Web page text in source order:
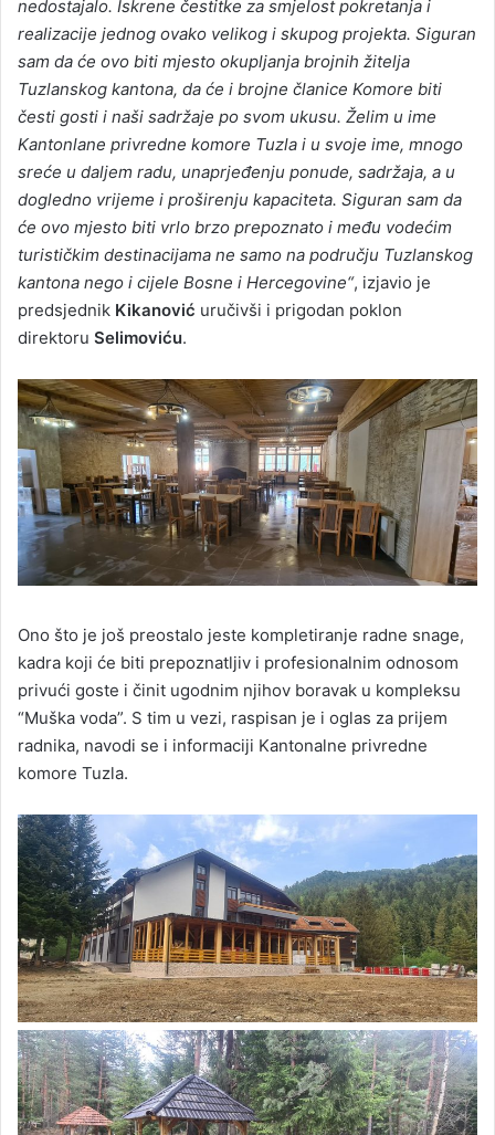
nedostajalo. Iskrene čestitke za smjelost pokretanja i
realizacije jednog ovako velikog i skupog projekta. Siguran
sam da će ovo biti mjesto okupljanja brojnih žitelja
Tuzlanskog kantona, da će i brojne članice Komore biti
česti gosti i naši sadržaje po svom ukusu. Želim u ime
Kantonlane privredne komore Tuzla i u svoje ime, mnogo
sreće u daljem radu, unaprjeđenju ponude, sadržaja, a u
dogledno vrijeme i proširenju kapaciteta. Siguran sam da
će ovo mjesto biti vrlo brzo prepoznato i među vodećim
turističkim destinacijama ne samo na području Tuzlanskog
kantona nego i cijele Bosne i Hercegovine“, izjavio je
predsjednik Kikanović uručivši i prigodan poklon
direktoru Selimoviću.
Ono što je još preostalo jeste kompletiranje radne snage,
kadra koji će biti prepoznatljiv i profesionalnim odnosom
privući goste i činit ugodnim njihov boravak u kompleksu
“Muška voda”. S tim u vezi, raspisan je i oglas za prijem
radnika, navodi se i informaciji Kantonalne privredne
komore Tuzla.